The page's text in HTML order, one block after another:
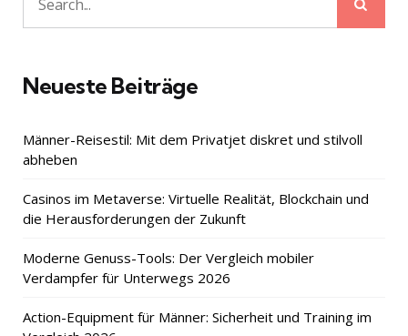
Search
for:
Neueste Beiträge
Männer-Reisestil: Mit dem Privatjet diskret und stilvoll
abheben
Casinos im Metaverse: Virtuelle Realität, Blockchain und
die Herausforderungen der Zukunft
Moderne Genuss-Tools: Der Vergleich mobiler
Verdampfer für Unterwegs 2026
Action-Equipment für Männer: Sicherheit und Training im